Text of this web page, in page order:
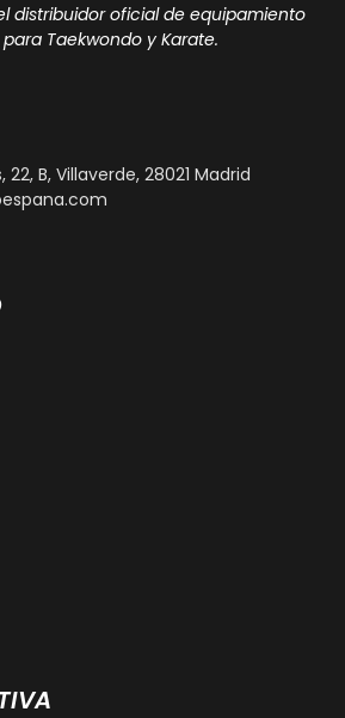
distribuidor oficial de equipamiento
Taekwondo y Karate.
22, B, Villaverde, 28021 Madrid